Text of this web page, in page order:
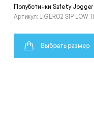
Полуботинки Safety Jogger
Артикул: LIGERO2 S1P LOW
Выбрать размер